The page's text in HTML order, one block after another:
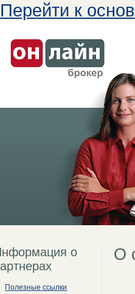
Перейти к
о
Полезные ссылки
О